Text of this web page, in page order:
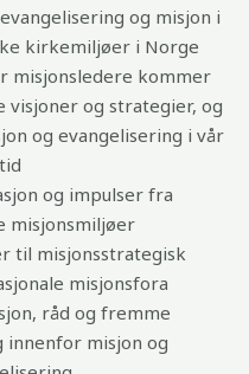
og misjon i
kirkemiljøer i Norge
misjonsledere kommer
visjoner og strategier, og
og evangelisering i vår
tid
og impulser fra
misjonsmiljøer
til misjonsstrategisk
misjonsfora
råd og fremme
misjon og